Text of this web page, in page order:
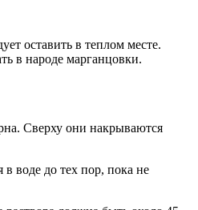
оставить в теплом месте.
в народе марганцовки.
Сверху они накрываются
воде до тех пор, пока не